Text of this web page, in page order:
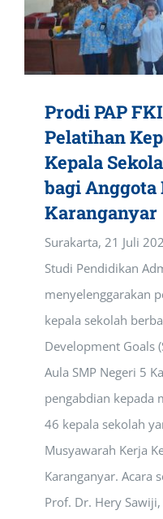
Prodi PAP
Pelatihan
Kepala
bagi Anggota
Karanganyar
Surakarta, 21 Juli
Studi Pendidikan
menyelenggarakan
kepala sekolah
Development Goals
Aula SMP Negeri 5
pengabdian kepada
46 kepala sekolah
Musyawarah Kerja
Karanganyar. Acara
Prof. Dr. Hery